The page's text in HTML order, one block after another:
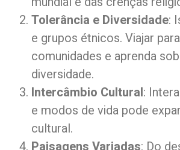
Tolerância e Diversidade:
e grupos étnicos. Viajar
comunidades e aprenda
diversidade.
Intercâmbio Cultural:
e modos de vida pode
cultural.